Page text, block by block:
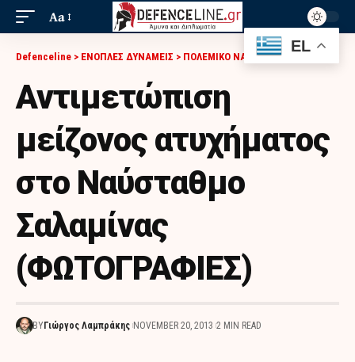
Aa
Defenceline > ΕΝΟΠΛΕΣ ΔΥΝΑΜΕΙΣ > ΠΟΛΕΜΙΚΟ ΝΑΥΤΙΚΟ>
Αντιμετώπιση
μείζονος ατυχήματος
στο Ναύσταθμο
Σαλαμίνας
(ΦΩΤΟΓΡΑΦΙΕΣ)
BY Γιώργος Λαμπράκης NOVEMBER 20, 2013 2 MIN READ
EL